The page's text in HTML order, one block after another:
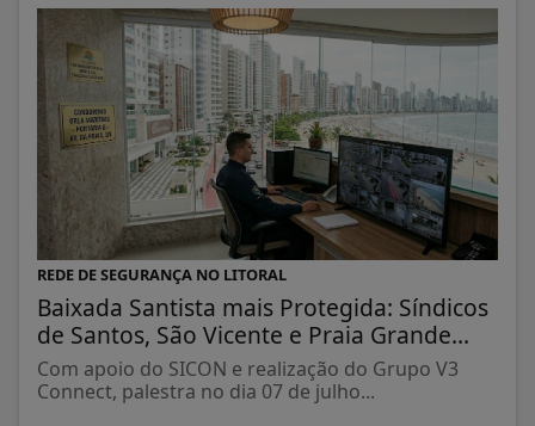
REDE DE SEGURANÇA NO LITORAL
Baixada Santista mais Protegida: Síndicos
de Santos, São Vicente e Praia Grande...
Com apoio do SICON e realização do Grupo V3
Connect, palestra no dia 07 de julho...